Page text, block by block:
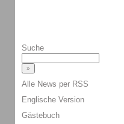
Suche
Alle News per RSS
Englische Version
Gästebuch